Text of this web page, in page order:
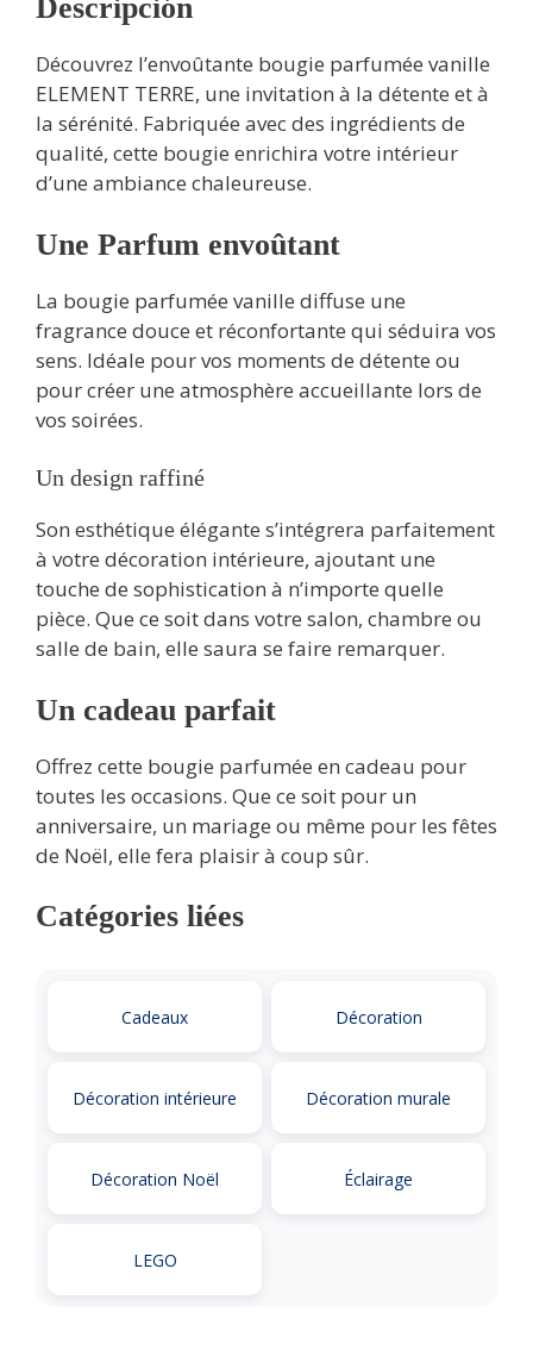
Descripción
Découvrez l’envoûtante bougie parfumée vanille
ELEMENT TERRE, une invitation à la détente et à
la sérénité. Fabriquée avec des ingrédients de
qualité, cette bougie enrichira votre intérieur
d’une ambiance chaleureuse.
Une Parfum envoûtant
La bougie parfumée vanille diffuse une
fragrance douce et réconfortante qui séduira vos
sens. Idéale pour vos moments de détente ou
pour créer une atmosphère accueillante lors de
vos soirées.
Un design raffiné
Son esthétique élégante s’intégrera parfaitement
à votre décoration intérieure, ajoutant une
touche de sophistication à n’importe quelle
pièce. Que ce soit dans votre salon, chambre ou
salle de bain, elle saura se faire remarquer.
Un cadeau parfait
Offrez cette bougie parfumée en cadeau pour
toutes les occasions. Que ce soit pour un
anniversaire, un mariage ou même pour les fêtes
de Noël, elle fera plaisir à coup sûr.
Catégories liées
Cadeaux Décoration
Décoration intérieure Décoration murale
Décoration Noël Éclairage
LEGO